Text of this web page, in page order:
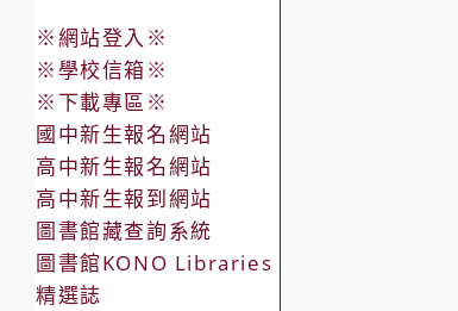
※網站登入※
※學校信箱※
※下載專區※
國中新生報名網站
高中新生報名網站
高中新生報到網站
圖書館藏查詢系統
圖書館KONO Libraries
精選誌